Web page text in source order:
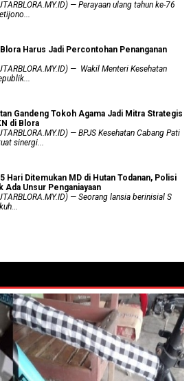
— Perayaan ulang tahun ke-76
Harus Jadi Percontohan Penanganan
— Wakil Menteri Kesehatan
Gandeng Tokoh Agama Jadi Mitra Strategis
di Blora
— BPJS Kesehatan Cabang Pati
sinergi...
Hari Ditemukan MD di Hutan Todanan, Polisi
Ada Unsur Penganiayaan
— Seorang lansia berinisial S